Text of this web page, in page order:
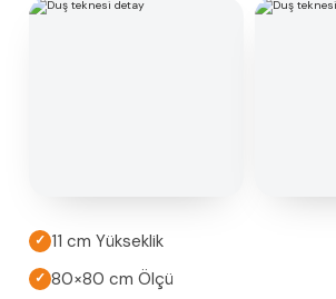
✓ 11 cm Yükseklik
✓ 80×80 cm Ölçü